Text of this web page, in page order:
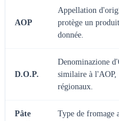
AOP
Appellation
protège un
donnée.
D.O.P.
Denominazione
similaire à l'AOP,
régionaux.
Pâte
Type de fromage